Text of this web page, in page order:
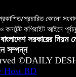
প্রচারিত কোনো
কনটেন্ট কপিরাইট আইনে
সরকারের নিয়ম
সম্পন্ন
©DAILY
Host BD